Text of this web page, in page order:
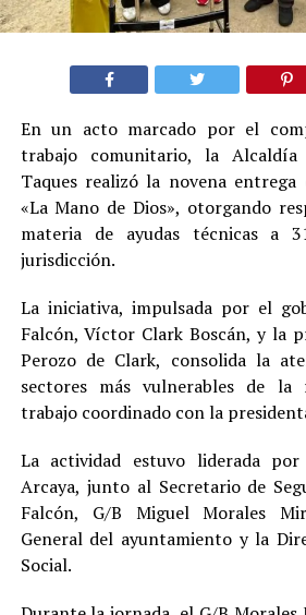
En un acto marcado por el
trabajo comunitario, la
Taques realizó la novena
«La Mano de Dios», otorgando
materia de ayudas técnicas a
jurisdicción.
La iniciativa, impulsada por el
Falcón, Víctor Clark Boscán, y la
Perozo de Clark, consolida la
sectores más vulnerables de la
trabajo coordinado con la
La actividad estuvo liderada
Arcaya, junto al Secretario de
Falcón, G/B Miguel Morales
General del ayuntamiento y la
Social.